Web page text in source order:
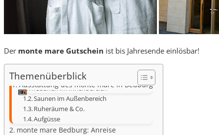
Der monte mare Gutschein ist bis Jahresende einlösbar!
Themenüberblick
Ausstattung des monte mare in Bedburg
Saunen im Innenbereich
Saunen im Außenbereich
Ruheräume & Co.
Aufgüsse
monte mare Bedburg: Anreise